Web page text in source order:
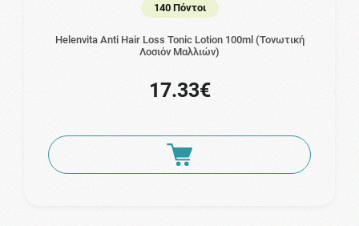
140 Πόντοι
Helenvita Anti Hair Loss Tonic Lotion 100ml (Τονωτική
Λοσιόν Μαλλιών)
17.33€